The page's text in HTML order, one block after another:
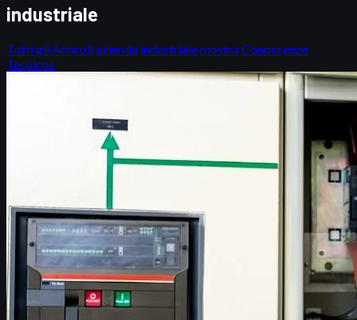
industriale
Tutti gli Articoliazienda industrialemostraConoscenze
Tecniche